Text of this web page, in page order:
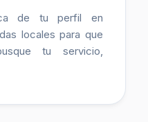
de tu perfil en
locales para que
tu servicio,